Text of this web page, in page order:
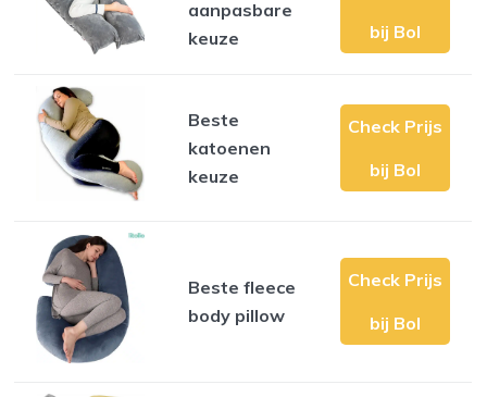
aanpasbare
keuze
bij Bol
Beste
katoenen
keuze
Check Prijs
bij Bol
Beste fleece
body pillow
Check Prijs
bij Bol